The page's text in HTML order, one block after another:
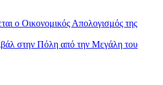
ο Οικονομικός Απολογισμός της
στην Πόλη από την Μεγάλη του